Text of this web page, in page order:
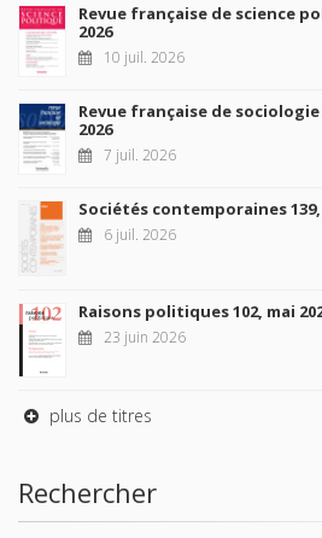
Revue française de science
2026
10 juil. 2026
Revue française de
2026
7 juil. 2026
Sociétés contemporaines 139,
6 juil. 2026
Raisons politiques 102, mai
23 juin 2026
plus de titres
Rechercher